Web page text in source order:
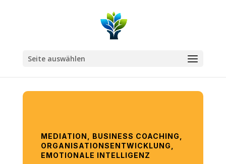
Seite auswählen
MEDIATION, BUSINESS COACHING,
ORGANISATIONSENTWICKLUNG,
EMOTIONALE INTELLIGENZ